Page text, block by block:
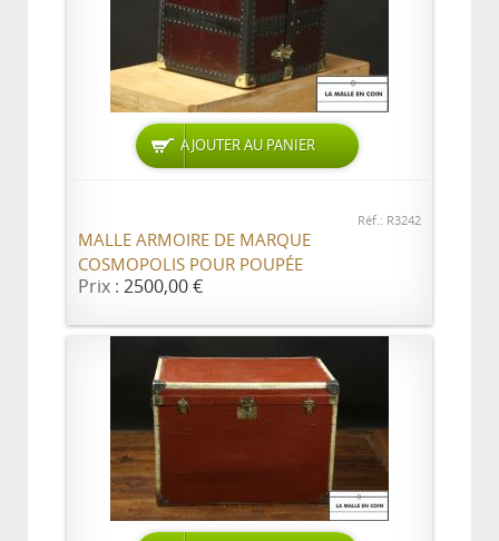
AJOUTER AU PANIER
Réf.: R3242
MALLE ARMOIRE DE MARQUE
COSMOPOLIS POUR POUPÉE
Prix : 2500,00 €